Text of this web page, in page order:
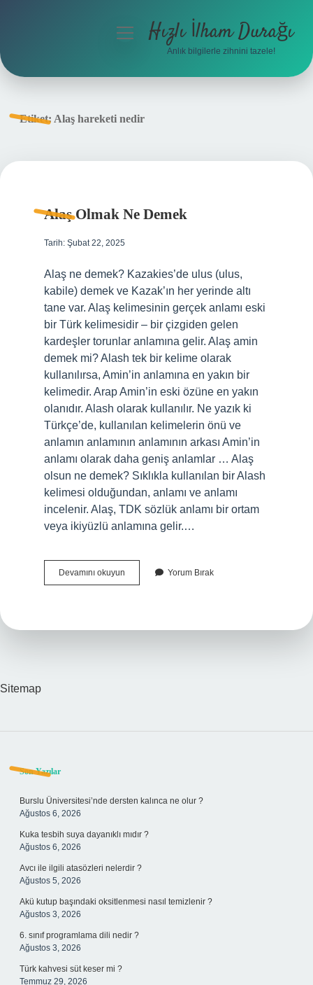
menüyüHızlı İlham Durağı
Anlık bilgilerle zihnini tazele!
Etiket: Alaş hareketi nedir
Alaş Olmak Ne Demek
Tarih: Şubat 22, 2025
Alaş ne demek? Kazakies’de ulus (ulus,
kabile) demek ve Kazak’ın her yerinde altı
tane var. Alaş kelimesinin gerçek anlamı eski
bir Türk kelimesidir – bir çizgiden gelen
kardeşler torunlar anlamına gelir. Alaş amin
demek mi? Alash tek bir kelime olarak
kullanılırsa, Amin’in anlamına en yakın bir
kelimedir. Arap Amin’in eski özüne en yakın
olanıdır. Alash olarak kullanılır. Ne yazık ki
Türkçe’de, kullanılan kelimelerin önü ve
anlamın anlamının anlamının arkası Amin’in
anlamı olarak daha geniş anlamlar … Alaş
olsun ne demek? Sıklıkla kullanılan bir Alash
kelimesi olduğundan, anlamı ve anlamı
incelenir. Alaş, TDK sözlük anlamı bir ortam
veya ikiyüzlü anlamına gelir.…
Devamını okuyun
Olmak
Yorum Bırak
Sitemap
Sidebar
Son Yazılar
Burslu Üniversitesi’nde dersten kalınca ne olur ?
Ağustos 6, 2026
Kuka tesbih suya dayanıklı mıdır ?
Ağustos 6, 2026
Avcı ile ilgili atasözleri nelerdir ?
Ağustos 5, 2026
Akü kutup başındaki oksitlenmesi nasıl temizlenir ?
Ağustos 3, 2026
6. sınıf programlama dili nedir ?
Ağustos 3, 2026
Türk kahvesi süt keser mi ?
Temmuz 29, 2026